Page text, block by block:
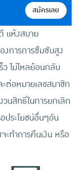
สมัครเลย
แห้งสบาย
งการการซึมซับสูง
ไม่ไหลย้อนกลับ
ต่อหมายเลขสมาชิก
นสิทธิ์ในการยกเลิก
ประโยชน์อื่นๆอัน
ะทำการคืนเงิน หรือ